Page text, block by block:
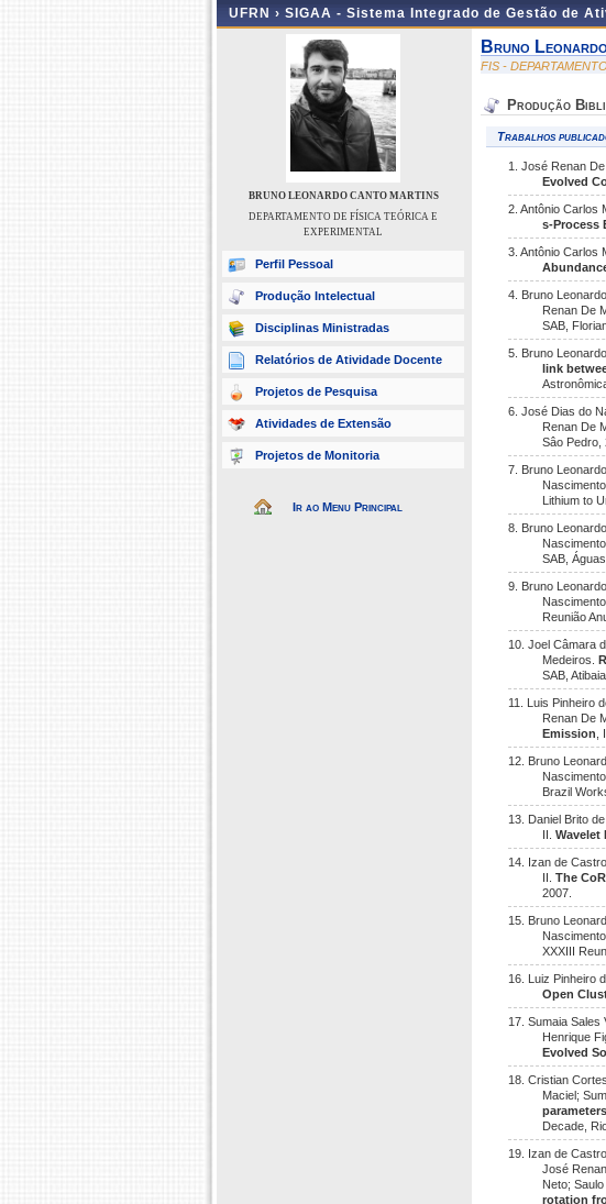
UFRN › SIGAA - Sistema Integrado de Gestão de
BRUNO LEONARDO CANTO MARTINS
DEPARTAMENTO DE FÍSICA TEÓRICA E
EXPERIMENTAL
Perfil Pessoal
Produção Intelectual
Disciplinas Ministradas
Relatórios de Atividade Docente
Projetos de Pesquisa
Atividades de Extensão
Projetos de Monitoria
Ir ao Menu Principal
Bruno
FIS -
Produção
Trabalhos
1. José Renan
Evolved
2. Antônio Carlos
s-Process
3. Antônio Carlos
4. Bruno
Renan De
SAB,
5. Bruno
link
6. José Dias do
Renan De
Sâo Pedro,
7. Bruno
Lithium to
8. Bruno
SAB,
9. Bruno
Reunião
10. Joel Câmara
Medeiros.
SAB,
11. Luis Pinheiro
Renan De
Emission
12. Bruno
Brazil
13. Daniel Brito
II.Wavelet
14. Izan de
II.The
2007.
15. Bruno
XXXIII
16. Luiz Pinheiro
Open
17. Sumaia
Henrique
Evolved
18. Cristian
Maciel;
Decade,
19. Izan de
José
Neto;
rotation